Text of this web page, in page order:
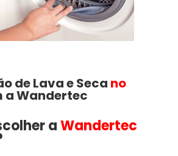
de Lava e Seca no
a Wandertec
aWandertec